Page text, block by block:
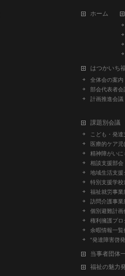
ホーム
はつかいち
全体会の案内
部会代表者会
計画推進会議
課題別会議
こども・発
医療的ケア児
精神障がい
相談支援部会
地域生活支援
特別支援学校
福祉就労事業
訪問介護事業
個別避難計画
権利擁護プロ
余暇情報一
“発達障害啓
当事者団体
福祉の魅力